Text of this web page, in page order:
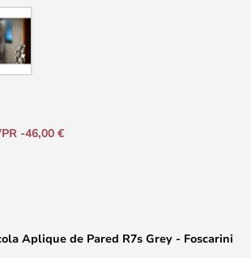
Aplique de Pared R7s Grey - Foscarini
-46,00 €